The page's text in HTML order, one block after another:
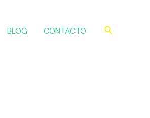
BLOG CONTACTO Buscar